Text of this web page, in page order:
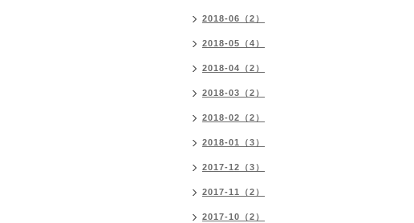
2018-06（2）
2018-05（4）
2018-04（2）
2018-03（2）
2018-02（2）
2018-01（3）
2017-12（3）
2017-11（2）
2017-10（2）